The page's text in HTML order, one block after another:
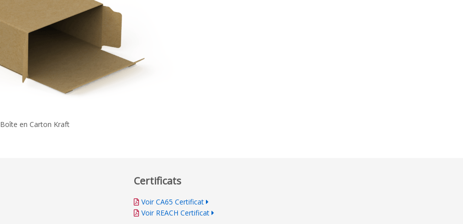
Boîte en Carton Kraft
Certificats
Voir CA65 Certificat
Voir REACH Certificat